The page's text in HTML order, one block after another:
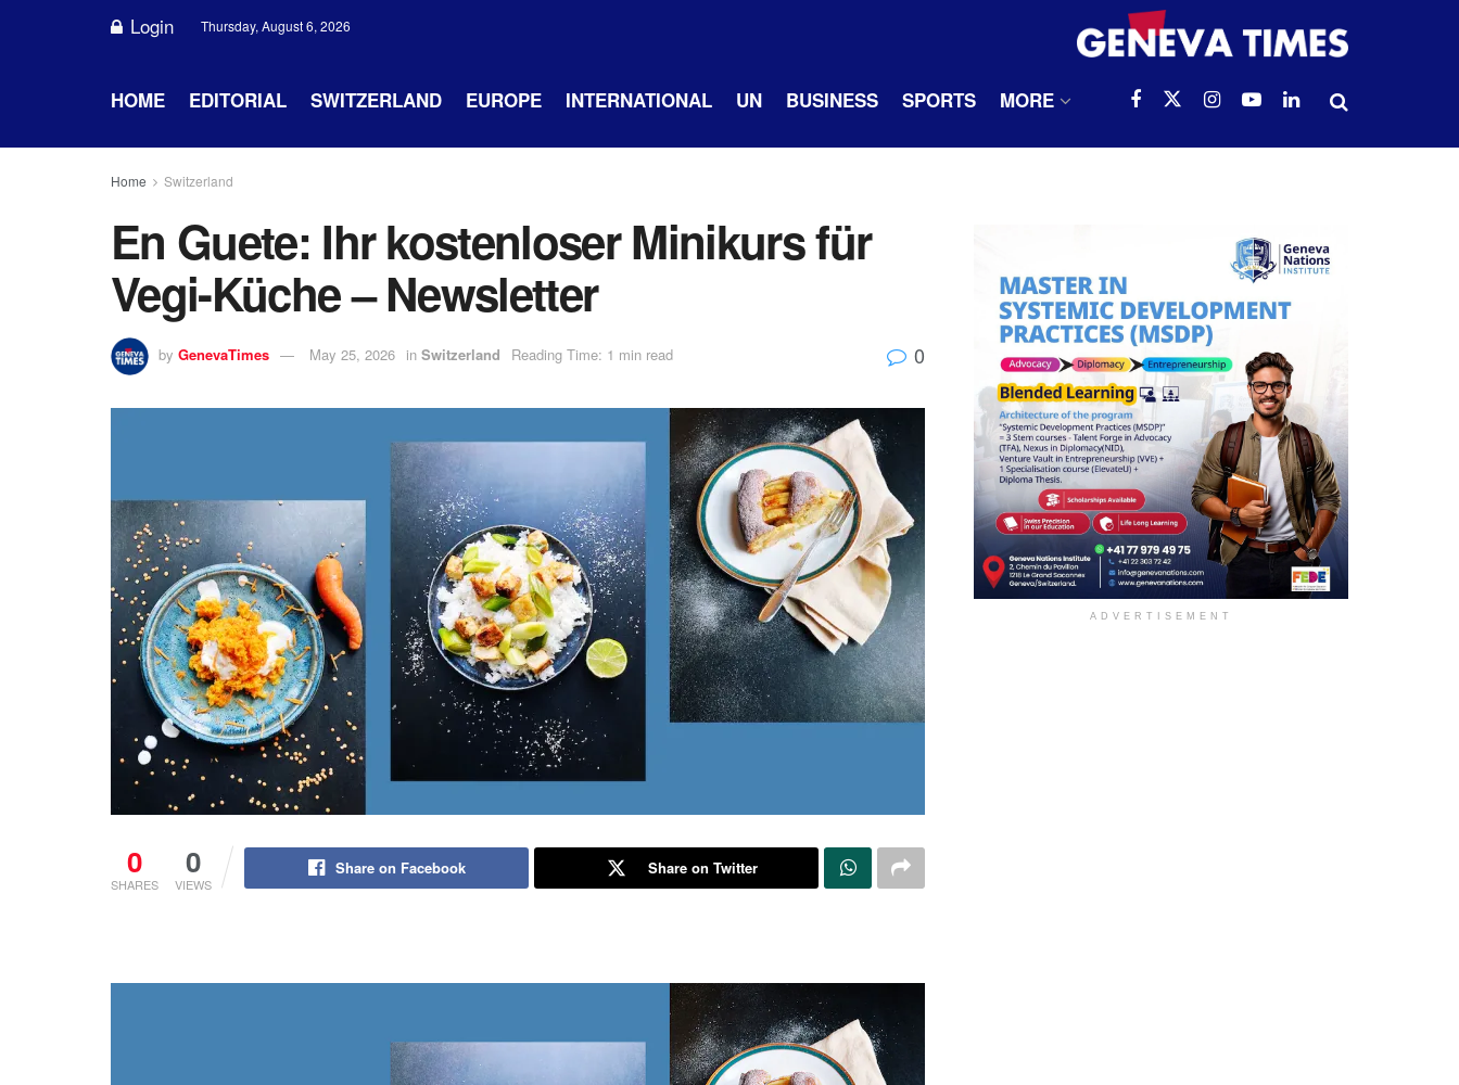
Login Thursday, August 6, 2026
HOME EDITORIAL SWITZERLAND EUROPE INTERNATIONAL UN BUSINESS SPORTS MORE
Home Switzerland
En Guete: Ihr kostenloser Minikurs für
Vegi-Küche – Newsletter
by GenevaTimes May 25, 2026 in Switzerland Reading Time: 1 min read 0
0
SHARES
0
VIEWS
Share on Facebook Share on Twitter
ADVERTISEMENT